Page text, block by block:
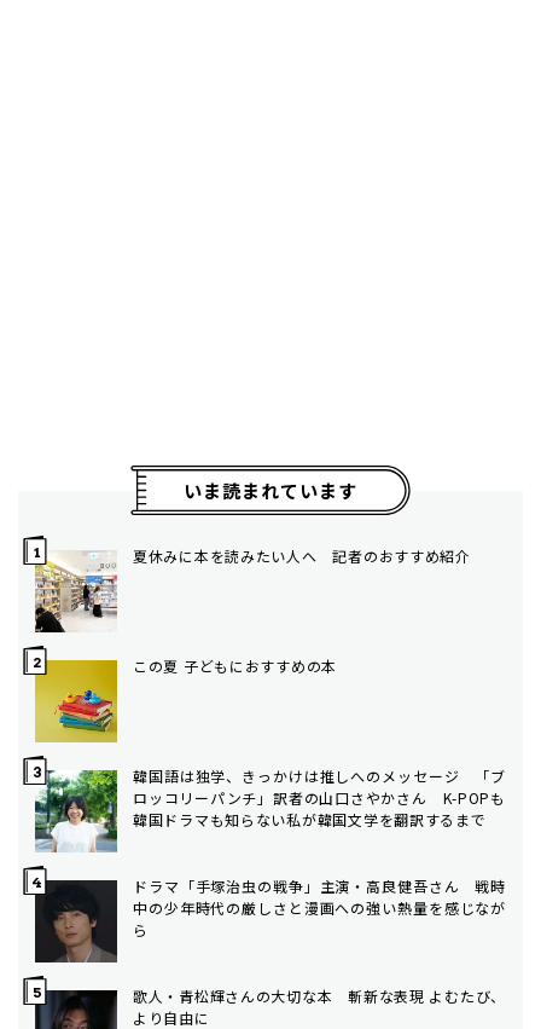
いま読まれています
夏休みに本を読みたい人へ 記者のおすすめ紹介
この夏 子どもにおすすめの本
韓国語は独学、きっかけは推しへのメッセージ 「ブ
ロッコリーパンチ」訳者の山口さやかさん K-POPも
韓国ドラマも知らない私が韓国文学を翻訳するまで
ドラマ「手塚治虫の戦争」主演・高良健吾さん 戦時
中の少年時代の厳しさと漫画への強い熱量を感じなが
ら
歌人・青松輝さんの大切な本 斬新な表現 よむたび、
より自由に